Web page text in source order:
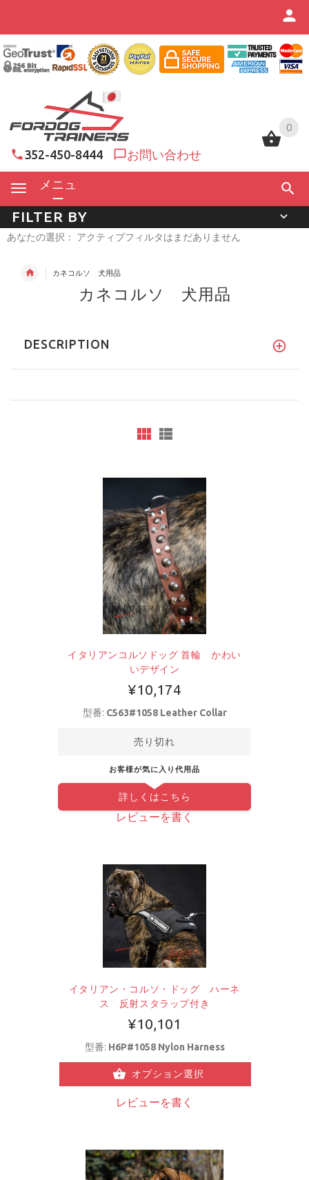
0
352-450-8444 お問い合わせ
メニュ
ー
0
FILTER BY
あなたの選択： アクティブフィルタはまだありません
カネコルソ 犬用品
カネコルソ 犬用品
DESCRIPTION
イタリアンコルソドッグ 首輪 かわい
いデザイン
¥10,174
型番: C563#1058 Leather Collar
売り切れ
お客様が気に入り代用品
詳しくはこちら
レビューを書く
イタリアン・コルソ・ドッグ ハーネ
ス 反射スタラップ付き
¥10,101
型番: H6P#1058 Nylon Harness
オプション選択
レビューを書く